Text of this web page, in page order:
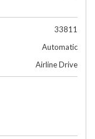
33811
Automatic
Airline Drive